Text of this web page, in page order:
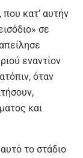
κατ’ αυτήν
σε
εναντίον
όταν
και
το στάδιο